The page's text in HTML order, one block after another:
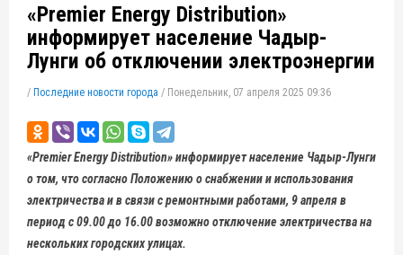
«Premier Energy Distribution»
информирует население Чадыр-
Лунги об отключении электроэнергии
/ Последние новости города / Понедельник, 07 апреля 2025 09:36
«Premier Energy Distribution» информирует население Чадыр-Лунги
о том, что согласно Положению о снабжении и использования
электричества и в связи с ремонтными работами, 9 апреля в
период с 09.00 до 16.00 возможно отключение электричества на
нескольких городских улицах.